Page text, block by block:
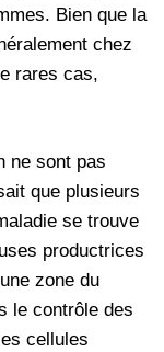
Bien que la
chez
rares cas,
ne sont pas
que plusieurs
se trouve
productrices
zone du
le contrôle des
cellules